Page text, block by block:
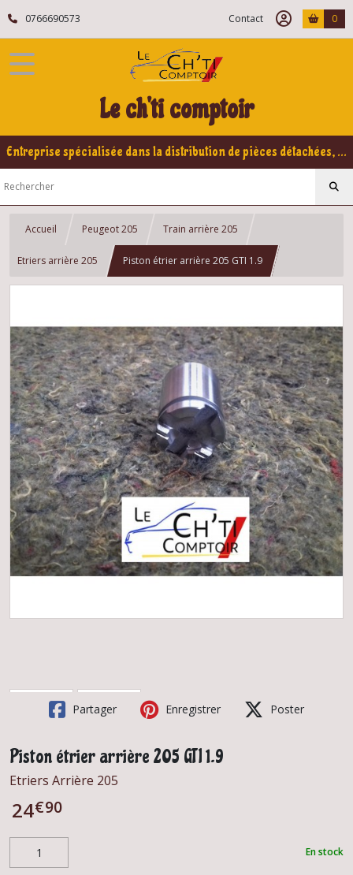
0766690573 Contact 0
Le ch'ti comptoir
Entreprise spécialisée dans la distribution de pièces détachées, refabrication pour voitures Yountimers Peugeot 205 GTI, 309 GTI - GTI16
Accueil Peugeot 205 Train arrière 205
Etriers arrière 205 Piston étrier arrière 205 GTI 1.9
Partager Enregistrer Poster
Piston étrier arrière 205 GTI 1.9
Etriers Arrière 205
24€90
En stock